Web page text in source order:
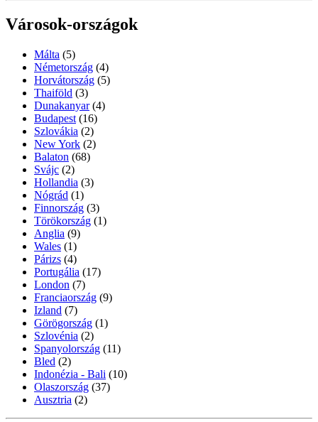
Városok-országok
Málta (5)
Németország (4)
Horvátország (5)
Thaiföld (3)
Dunakanyar (4)
Budapest (16)
Szlovákia (2)
New York (2)
Balaton (68)
Svájc (2)
Hollandia (3)
Nógrád (1)
Finnország (3)
Törökország (1)
Anglia (9)
Wales (1)
Párizs (4)
Portugália (17)
London (7)
Franciaország (9)
Izland (7)
Görögország (1)
Szlovénia (2)
Spanyolország (11)
Bled (2)
Indonézia - Bali (10)
Olaszország (37)
Ausztria (2)